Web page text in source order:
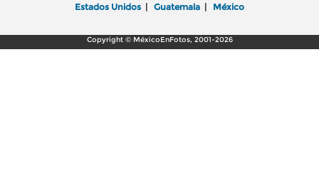
Estados Unidos | Guatemala | México
Copyright © MéxicoEnFotos, 2001-2026